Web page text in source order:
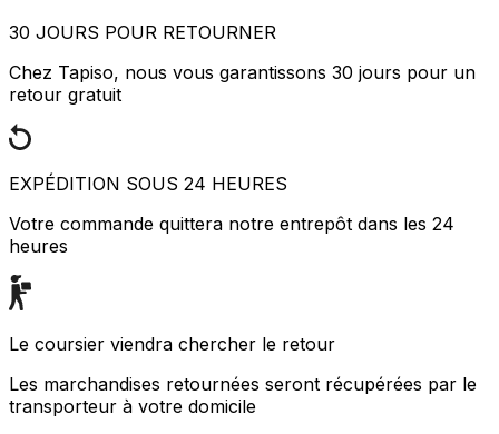
30 JOURS POUR RETOURNER
Chez Tapiso, nous vous garantissons 30 jours pour un
retour gratuit
EXPÉDITION SOUS 24 HEURES
Votre commande quittera notre entrepôt dans les 24
heures
Le coursier viendra chercher le retour
Les marchandises retournées seront récupérées par le
transporteur à votre domicile